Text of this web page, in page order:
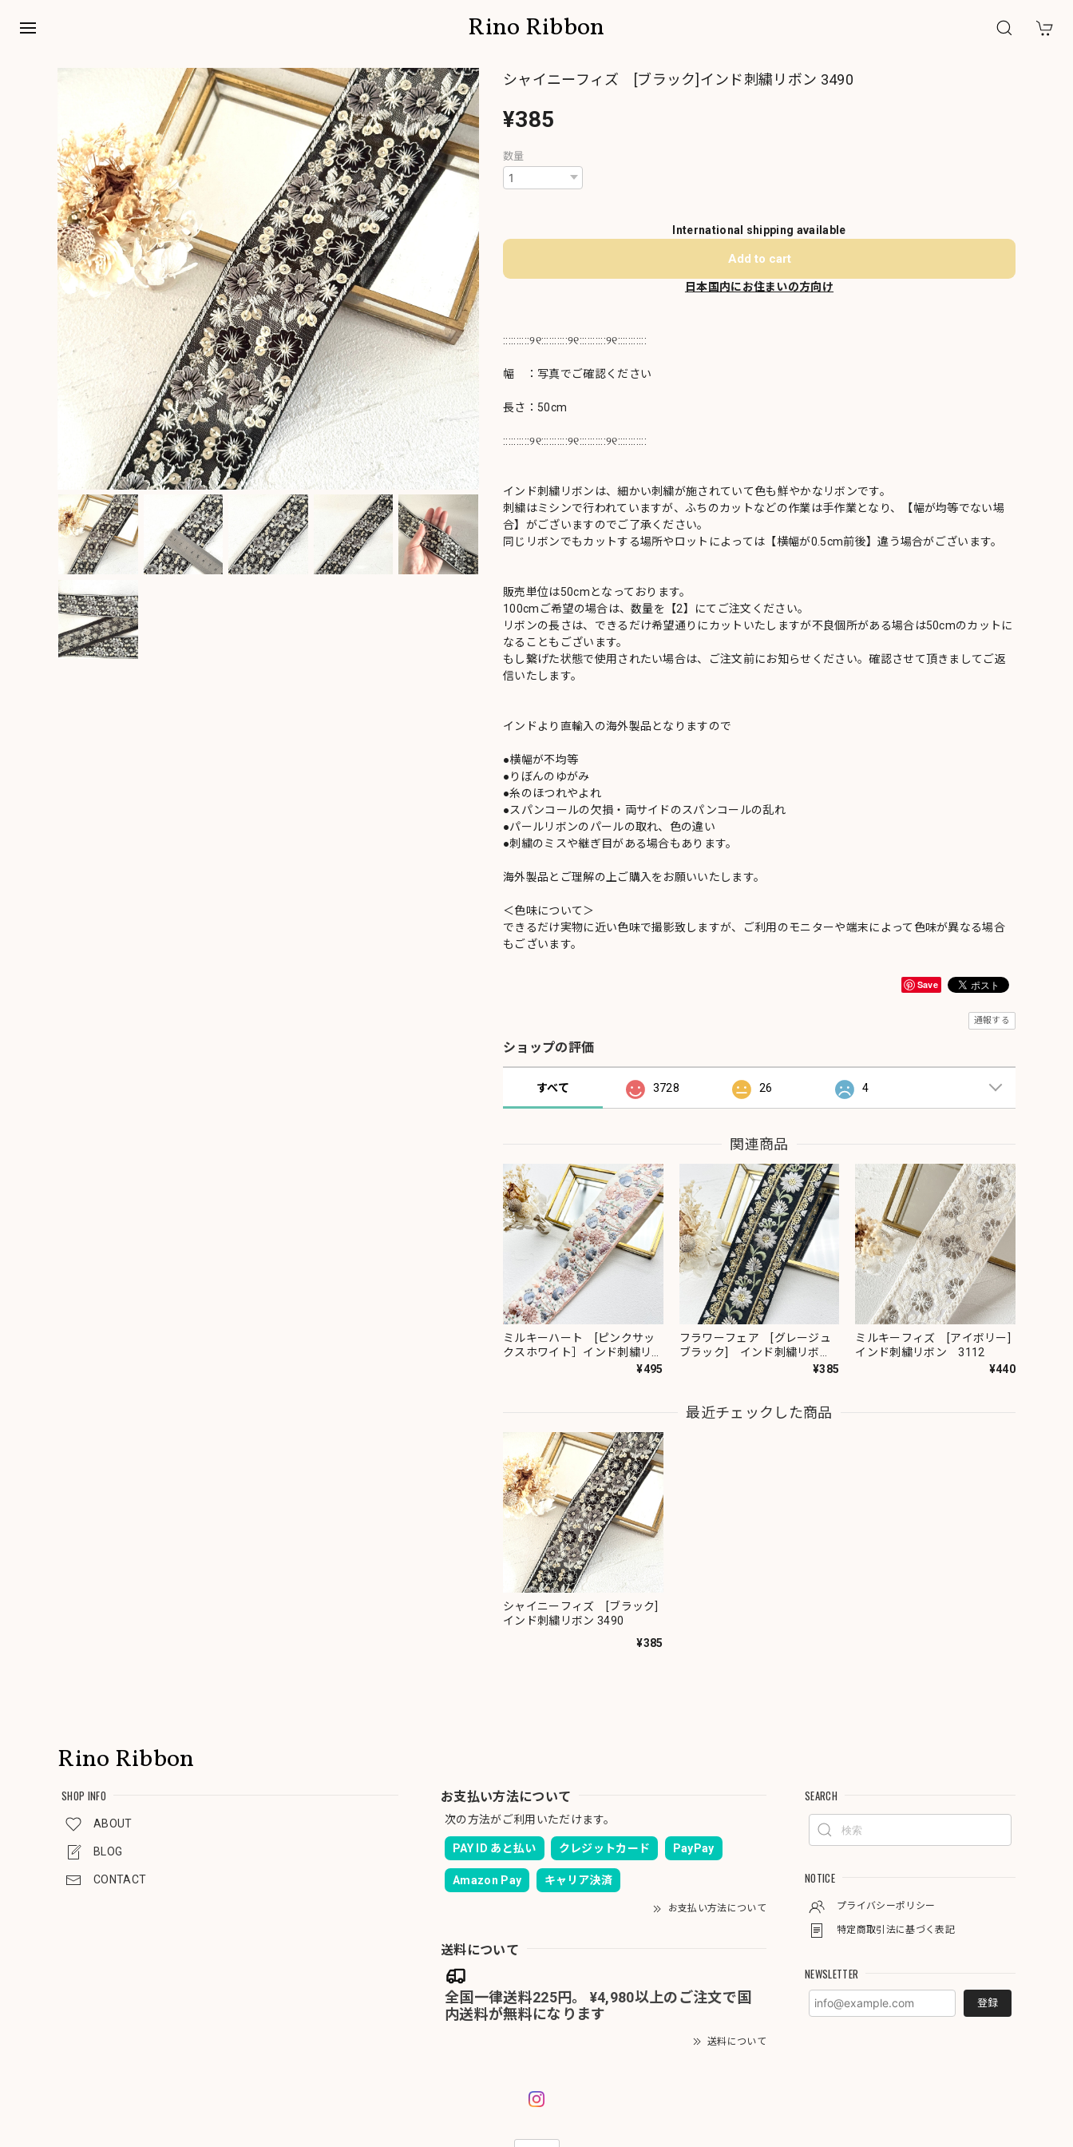
Rino Ribbon
シャイニーフィズ [ブラック]インド刺繍リボン 3490
¥385
数量
International shipping available
Add to cart
日本国内にお住まいの方向け
::::::::::୨୧::::::::::୨୧::::::::::୨୧:::::::::::
幅 ：写真でご確認ください
長さ：50cm
::::::::::୨୧::::::::::୨୧::::::::::୨୧:::::::::::
インド刺繍リボンは、細かい刺繍が施されていて色も鮮やかなリボンです。
刺繍はミシンで行われていますが、ふちのカットなどの作業は手作業となり、【幅が均等でない場
合】がございますのでご了承ください。
同じリボンでもカットする場所やロットによっては【横幅が0.5cm前後】違う場合がございます。
販売単位は50cmとなっております。
100cmご希望の場合は、数量を【2】にてご注文ください。
リボンの長さは、できるだけ希望通りにカットいたしますが不良個所がある場合は50cmのカットに
なることもございます。
もし繋げた状態で使用されたい場合は、ご注文前にお知らせください。確認させて頂きましてご返
信いたします。
インドより直輸入の海外製品となりますので
●横幅が不均等
●りぼんのゆがみ
●糸のほつれやよれ
●スパンコールの欠損・両サイドのスパンコールの乱れ
●パールリボンのパールの取れ、色の違い
●刺繍のミスや継ぎ目がある場合もあります。
海外製品とご理解の上ご購入をお願いいたします。
＜色味について＞
できるだけ実物に近い色味で撮影致しますが、ご利用のモニターや端末によって色味が異なる場合
もございます。
Save
通報する
ショップの評価
すべて 3728 26 4
関連商品
ミルキーハート [ピンクサッ
クスホワイト］インド刺繍リボ
¥495
フラワーフェア [グレージュ
ブラック] インド刺繍リボ
¥385
ミルキーフィズ [アイボリー]
インド刺繍リボン 3112
¥440
最近チェックした商品
シャイニーフィズ [ブラック]
インド刺繍リボン 3490
¥385
Rino Ribbon
SHOP INFO
ABOUT
BLOG
CONTACT
お支払い方法について
次の方法がご利用いただけます。
PAY ID あと払い クレジットカード PayPay
Amazon Pay キャリア決済
お支払い方法について
送料について
全国一律送料225円。 ¥4,980以上のご注文で国
内送料が無料になります
送料について
SEARCH
NOTICE
プライバシーポリシー
特定商取引法に基づく表記
NEWSLETTER
登録